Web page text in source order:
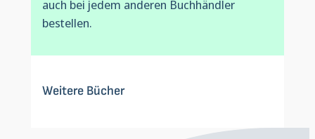
auch bei jedem anderen Buchhändler
bestellen.
Weitere Bücher